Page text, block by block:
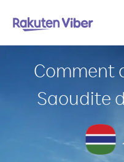
Comment
Saoudite